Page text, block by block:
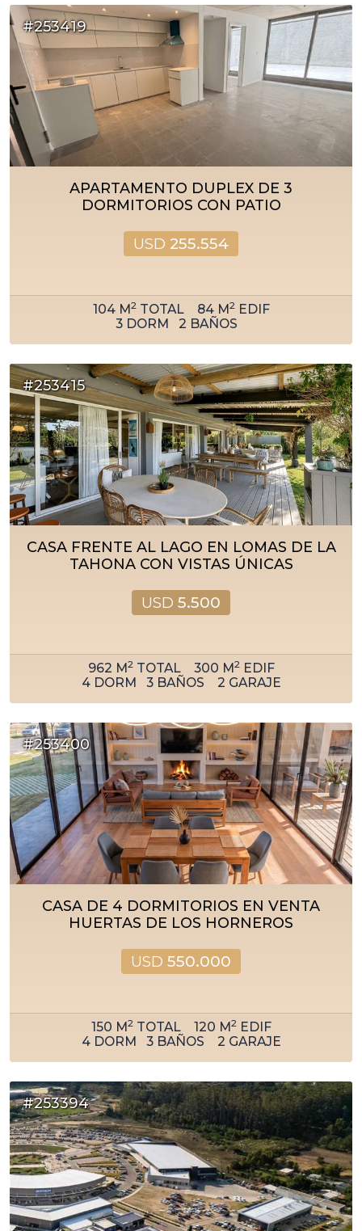
#253419
APARTAMENTO DUPLEX DE 3
DORMITORIOS CON PATIO
USD 255.554
104M2TOTAL 84M2EDIF
3DORM 2 BAÑOS
#253415
CASA FRENTE AL LAGO EN LOMAS DE LA
TAHONA CON VISTAS ÚNICAS
USD 5.500
962 M2TOTAL 300 M2EDIF
4DORM 3BAÑOS 2 GARAJE
#253400
CASA DE 4 DORMITORIOS EN VENTA
HUERTAS DE LOS HORNEROS
USD 550.000
150 M2TOTAL 120 M2EDIF
4DORM 3BAÑOS 2 GARAJE
#253394